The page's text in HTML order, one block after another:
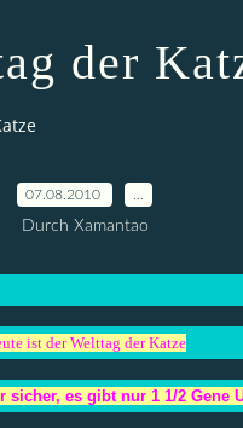
der
07.08.2010
Durch Xamantao
ist der Welttag der Katze
sicher, es gibt nur 1 1/2 Gene